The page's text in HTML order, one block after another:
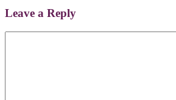
Leave a Reply